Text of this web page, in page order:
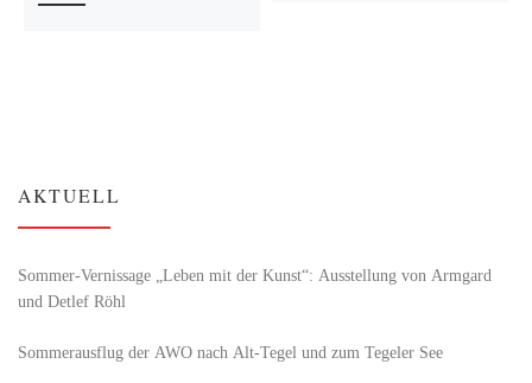
AKTUELL
Sommer-Vernissage „Leben mit der Kunst“: Ausstellung von Armgard
und Detlef Röhl
Sommerausflug der AWO nach Alt‑Tegel und zum Tegeler See